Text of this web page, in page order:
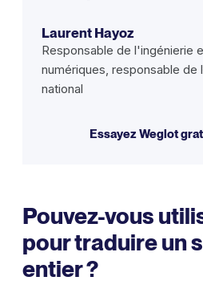
Laurent Hayoz
Responsable de l'ingénierie
numériques, responsable de
national
Essayez Weglot
Pouvez-vous
pour traduire un
entier ?